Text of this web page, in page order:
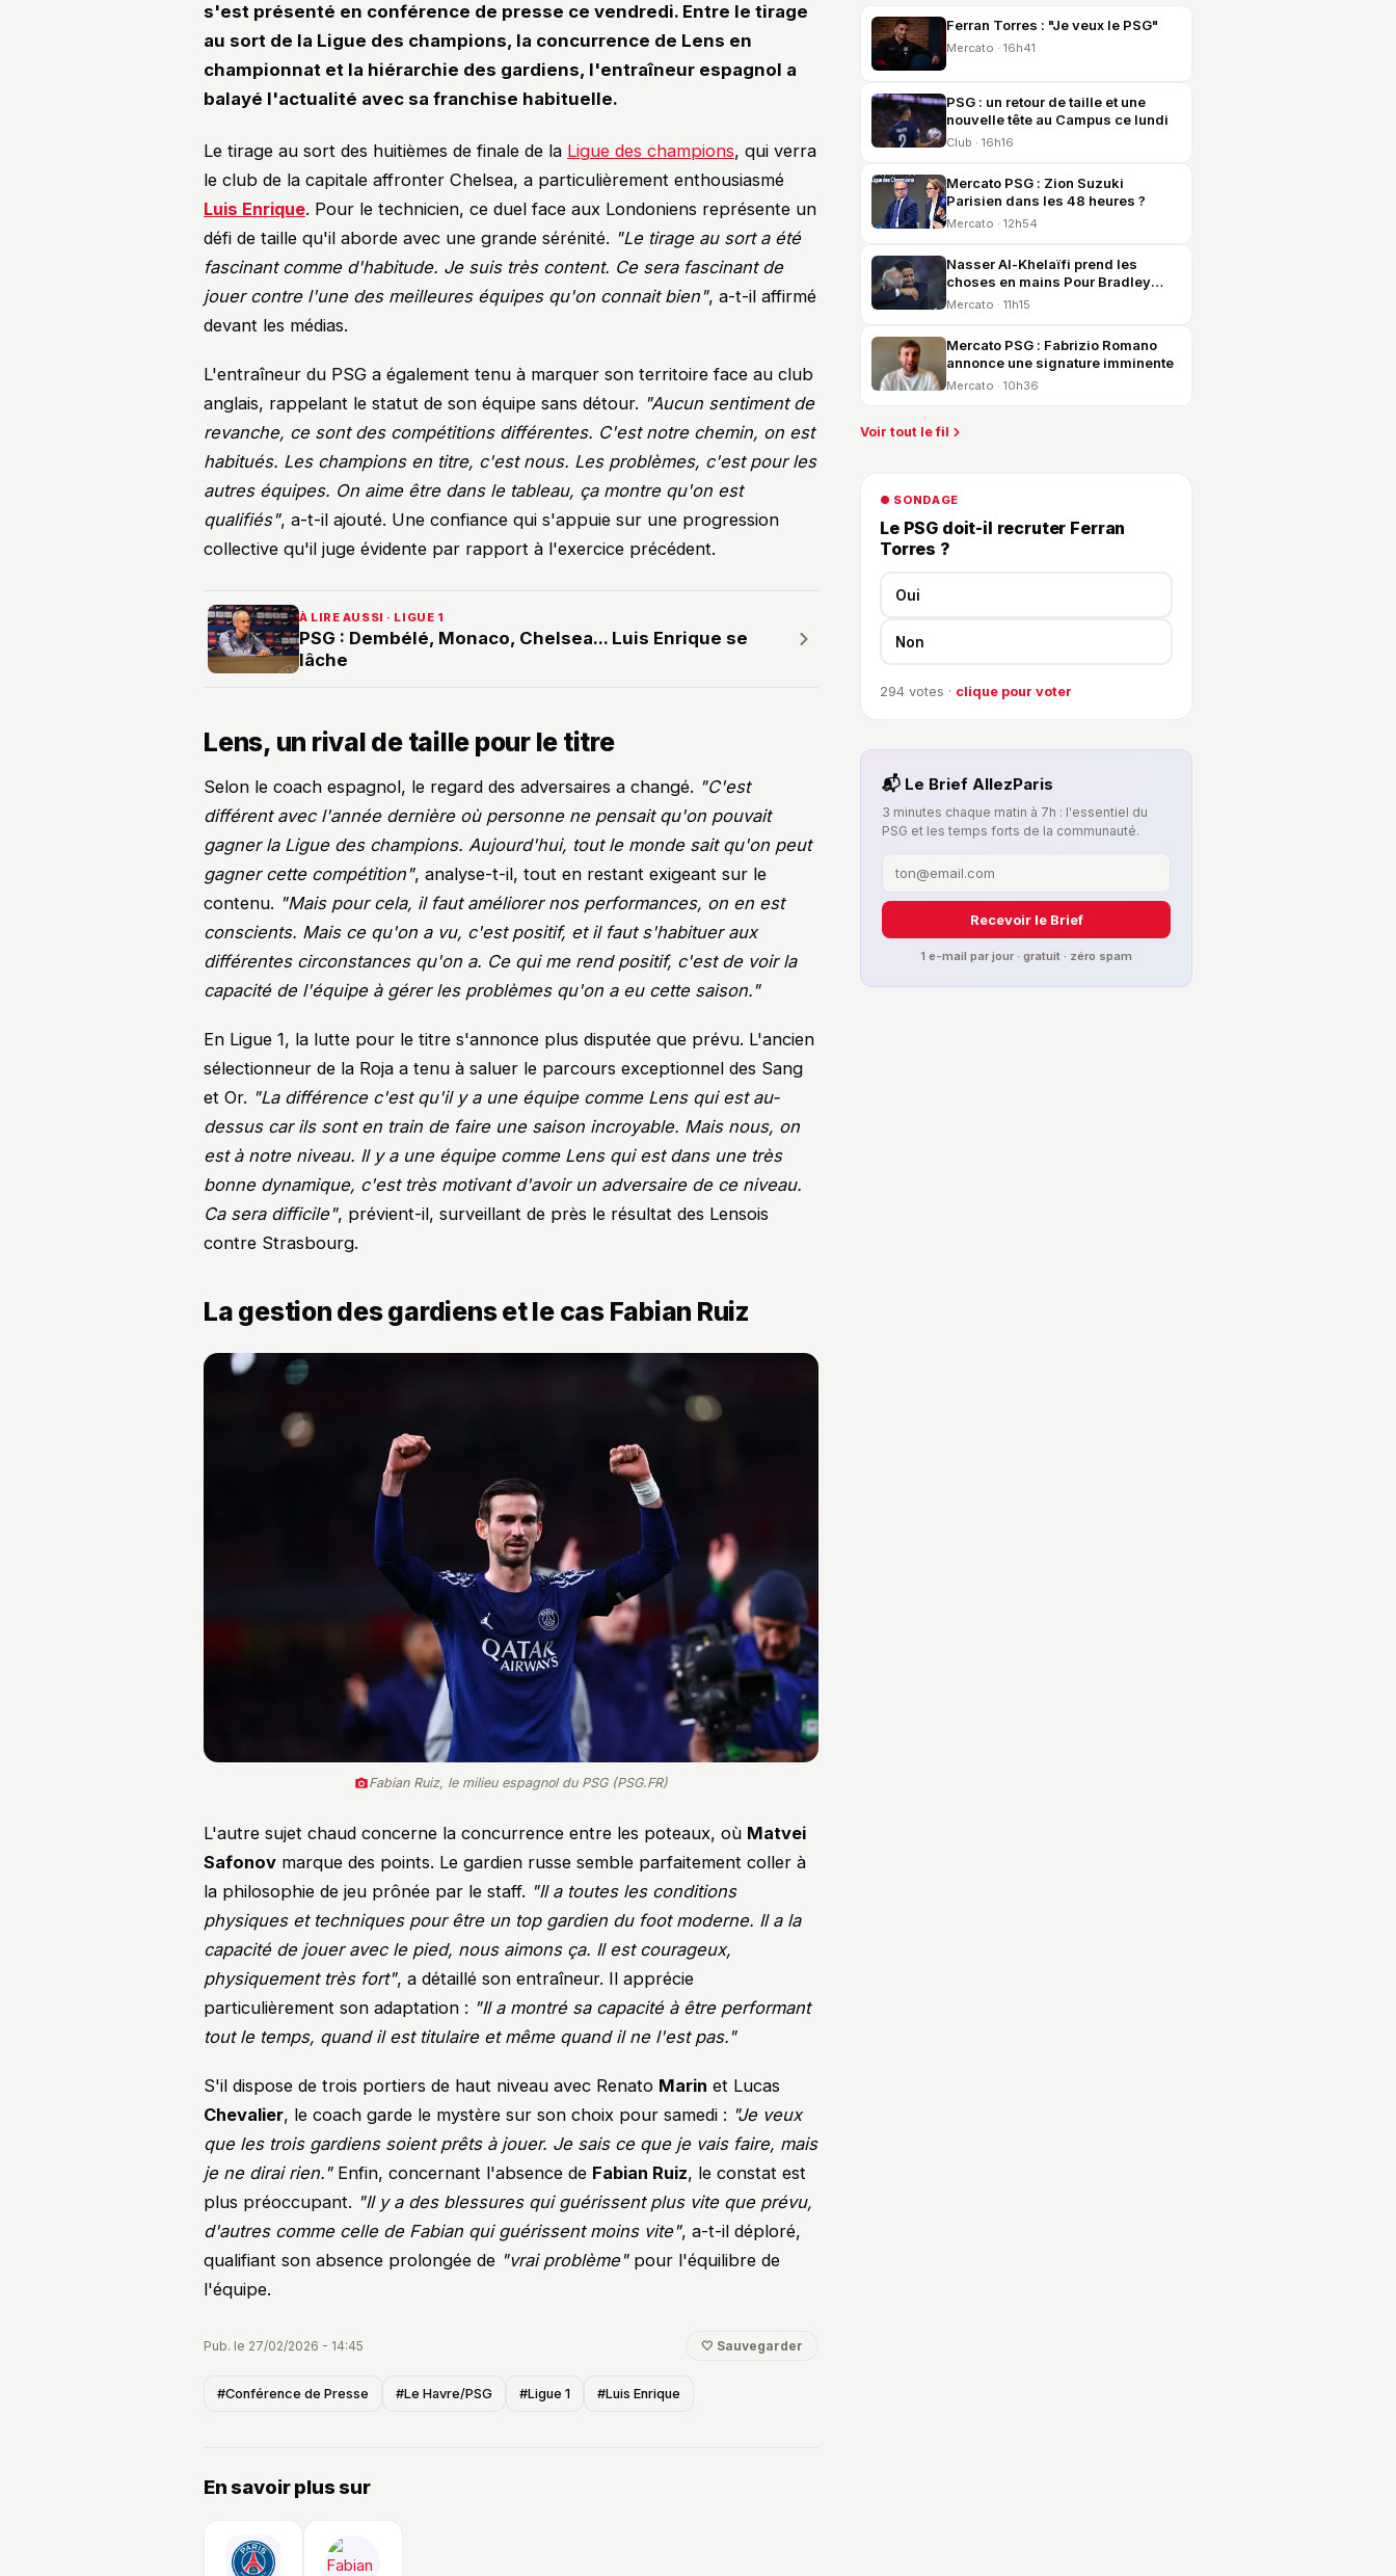
s'est présenté en conférence de presse ce vendredi. Entre le tirage
au sort de la Ligue des champions, la concurrence de Lens en
championnat et la hiérarchie des gardiens, l'entraîneur espagnol a
balayé l'actualité avec sa franchise habituelle.
Le tirage au sort des huitièmes de finale de la Ligue des champions, qui verra
le club de la capitale affronter Chelsea, a particulièrement enthousiasmé
Luis Enrique. Pour le technicien, ce duel face aux Londoniens représente un
défi de taille qu'il aborde avec une grande sérénité. "Le tirage au sort a été
fascinant comme d'habitude. Je suis très content. Ce sera fascinant de
jouer contre l'une des meilleures équipes qu'on connait bien", a-t-il affirmé
devant les médias.
L'entraîneur du PSG a également tenu à marquer son territoire face au club
anglais, rappelant le statut de son équipe sans détour. "Aucun sentiment de
revanche, ce sont des compétitions différentes. C'est notre chemin, on est
habitués. Les champions en titre, c'est nous. Les problèmes, c'est pour les
autres équipes. On aime être dans le tableau, ça montre qu'on est
qualifiés", a-t-il ajouté. Une confiance qui s'appuie sur une progression
collective qu'il juge évidente par rapport à l'exercice précédent.
À LIRE AUSSI · LIGUE 1
PSG : Dembélé, Monaco, Chelsea... Luis Enrique se
lâche
Lens, un rival de taille pour le titre
Selon le coach espagnol, le regard des adversaires a changé. "C'est
différent avec l'année dernière où personne ne pensait qu'on pouvait
gagner la Ligue des champions. Aujourd'hui, tout le monde sait qu'on peut
gagner cette compétition", analyse-t-il, tout en restant exigeant sur le
contenu. "Mais pour cela, il faut améliorer nos performances, on en est
conscients. Mais ce qu'on a vu, c'est positif, et il faut s'habituer aux
différentes circonstances qu'on a. Ce qui me rend positif, c'est de voir la
capacité de l'équipe à gérer les problèmes qu'on a eu cette saison."
En Ligue 1, la lutte pour le titre s'annonce plus disputée que prévu. L'ancien
sélectionneur de la Roja a tenu à saluer le parcours exceptionnel des Sang
et Or. "La différence c'est qu'il y a une équipe comme Lens qui est au-
dessus car ils sont en train de faire une saison incroyable. Mais nous, on
est à notre niveau. Il y a une équipe comme Lens qui est dans une très
bonne dynamique, c'est très motivant d'avoir un adversaire de ce niveau.
Ca sera difficile", prévient-il, surveillant de près le résultat des Lensois
contre Strasbourg.
La gestion des gardiens et le cas Fabian Ruiz
Fabian Ruiz, le milieu espagnol du PSG (PSG.FR)
L'autre sujet chaud concerne la concurrence entre les poteaux, où Matvei
Safonov marque des points. Le gardien russe semble parfaitement coller à
la philosophie de jeu prônée par le staff. "Il a toutes les conditions
physiques et techniques pour être un top gardien du foot moderne. Il a la
capacité de jouer avec le pied, nous aimons ça. Il est courageux,
physiquement très fort", a détaillé son entraîneur. Il apprécie
particulièrement son adaptation : "Il a montré sa capacité à être performant
tout le temps, quand il est titulaire et même quand il ne l'est pas."
S'il dispose de trois portiers de haut niveau avec Renato Marin et Lucas
Chevalier, le coach garde le mystère sur son choix pour samedi : "Je veux
que les trois gardiens soient prêts à jouer. Je sais ce que je vais faire, mais
je ne dirai rien."Enfin, concernant l'absence de Fabian Ruiz, le constat est
plus préoccupant. "Il y a des blessures qui guérissent plus vite que prévu,
d'autres comme celle de Fabian qui guérissent moins vite", a-t-il déploré,
qualifiant son absence prolongée de "vrai problème"pour l'équilibre de
l'équipe.
Pub. le 27/02/2026 - 14:45 🤍 Sauvegarder
#Conférence de Presse #Le Havre/PSG #Ligue 1 #Luis Enrique
En savoir plus sur
Ferran Torres : "Je veux le PSG"
Mercato · 16h41
PSG : un retour de taille et une
nouvelle tête au Campus ce lundi
Club · 16h16
Mercato PSG : Zion Suzuki
Parisien dans les 48 heures ?
Mercato · 12h54
Nasser Al-Khelaïfi prend les
choses en mains Pour Bradley
Barcola !
Mercato · 11h15
Mercato PSG : Fabrizio Romano
annonce une signature imminente
Mercato · 10h36
Voir tout le fil
● SONDAGE
Le PSG doit-il recruter Ferran
Torres ?
Oui
Non
294 votes · clique pour voter
📬 Le Brief AllezParis
3 minutes chaque matin à 7h : l'essentiel du
PSG et les temps forts de la communauté.
Recevoir le Brief
1 e-mail par jour · gratuit · zéro spam